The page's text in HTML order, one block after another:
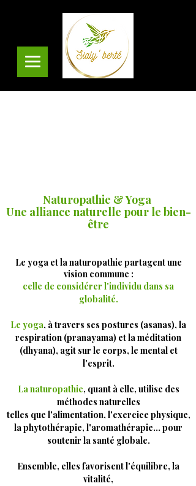
Naturopathie & Yoga
Une alliance naturelle pour le bien-
être
Le yoga et la naturopathie partagent une
vision commune :
celle de considérer l'individu dans sa
globalité.
Le yoga, à travers ses postures (asanas), la
respiration (pranayama) et la méditation
(dhyana), agit sur le corps, le mental et
l'esprit.
La naturopathie, quant à elle, utilise des
méthodes naturelles
telles que l'alimentation, l'exercice physique,
la phytothérapie, l'aromathérapie... pour
soutenir la santé globale.
Ensemble, elles favorisent l'équilibre, la
vitalité,